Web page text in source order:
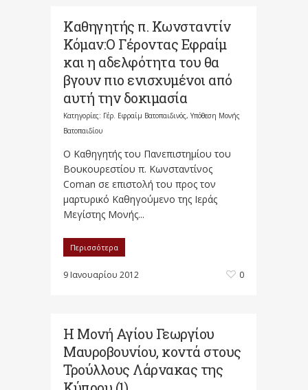
Καθηγητής π. Κωνσταντίν
Κόμαν:Ο Γέροντας Εφραίμ
και η αδελφότητα του θα
βγουν πιο ενισχυμένοι από
αυτή την δοκιμασία
Κατηγορίες: Γέρ. Εφραίμ Βατοπαιδινός, Υπόθεση Μονής
Βατοπαιδίου
Ο Καθηγητής του Πανεπιστημίου του
Βουκουρεστίου π. Κωνσταντίνος
Coman σε επιστολή του προς τον
μαρτυρικό Καθηγούμενο της Ιεράς
Μεγίστης Μονής...
Περισσότερα
9 Ιανουαρίου 2012 0
Η Μονή Αγίου Γεωργίου
Μαυροβουνίου, κοντά στους
Τρούλλους Λάρνακας της